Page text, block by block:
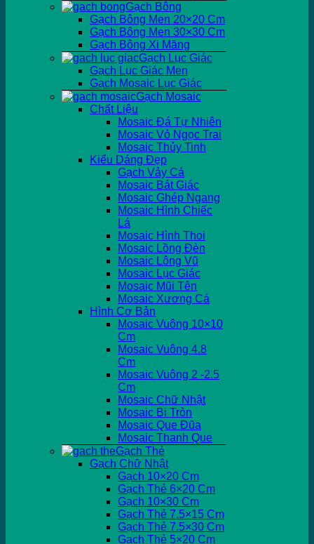
Gạch Bông
Gạch Bông Men 20×20 Cm
Gạch Bông Men 30×30 Cm
Gạch Bông Xi Măng
Gạch Lục Giác
Gạch Lục Giác Men
Gạch Mosaic Lục Giác
Gạch Mosaic
Chất Liệu
Mosaic Đá Tự Nhiên
Mosaic Vỏ Ngọc Trai
Mosaic Thủy Tinh
Kiểu Dáng Đẹp
Gạch Vảy Cá
Mosaic Bát Giác
Mosaic Ghép Ngang
Mosaic Hình Chiếc
Lá
Mosaic Hình Thoi
Mosaic Lồng Đèn
Mosaic Lông Vũ
Mosaic Lục Giác
Mosaic Mũi Tên
Mosaic Xương Cá
Hình Cơ Bản
Mosaic Vuông 10×10
Cm
Mosaic Vuông 4.8
Cm
Mosaic Vuông 2 -2.5
Cm
Mosaic Chữ Nhật
Mosaic Bi Tròn
Mosaic Que Đũa
Mosaic Thanh Que
Gạch Thẻ
Gạch Chữ Nhật
Gạch 10×20 Cm
Gạch Thẻ 6×20 Cm
Gạch 10×30 Cm
Gạch Thẻ 7.5×15 Cm
Gạch Thẻ 7.5×30 Cm
Gạch Thẻ 5×20 Cm